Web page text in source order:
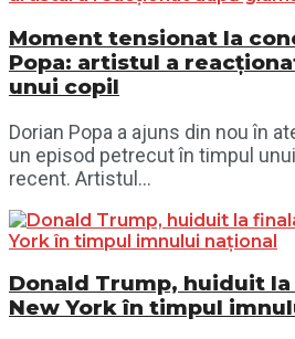
Moment tensionat la
Popa: artistul a
unui copil
Dorian Popa a ajuns din nou în
un episod petrecut în timpul
recent. Artistul...
Donald Trump, huiduit la
New York în timpul